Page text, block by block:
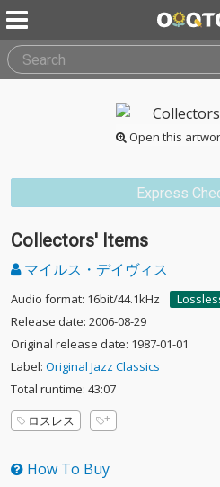
Open this
Express
Collectors' Items
マイルス・デイヴィス
Audio format: 16bit/44.1kHz
Release date: 2006-08-29
Original release date: 1987-01-01
Label: Original Jazz Classics
Total runtime: 43:07
ロスレス
How To Buy